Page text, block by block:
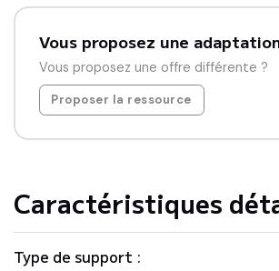
Vous proposez une
Vous proposez une offre différente ?
Proposer la ressource
Caractéristiques
Type de support :